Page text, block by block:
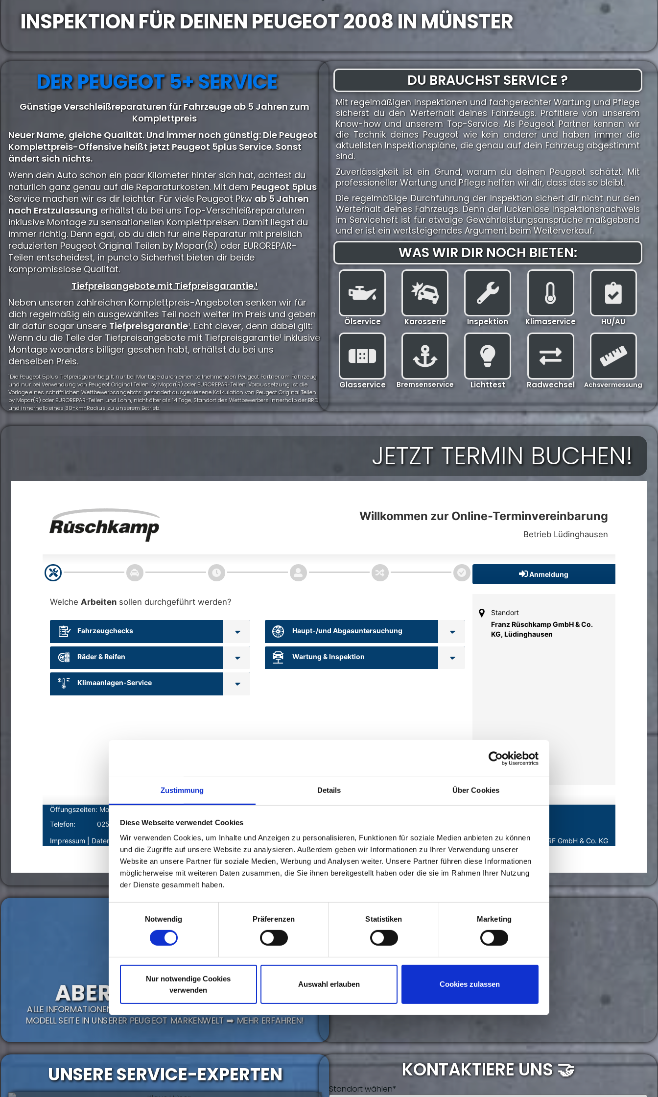
Zustimmung Details Über Cookies
Diese Webseite verwendet Cookies
Wir verwenden Cookies, um Inhalte und Anzeigen zu personalisieren, Funktionen für soziale Medien anbieten zu können
und die Zugriffe auf unsere Website zu analysieren. Außerdem geben wir Informationen zu Ihrer Verwendung unserer
Website an unsere Partner für soziale Medien, Werbung und Analysen weiter. Unsere Partner führen diese Informationen
möglicherweise mit weiteren Daten zusammen, die Sie ihnen bereitgestellt haben oder die sie im Rahmen Ihrer Nutzung
der Dienste gesammelt haben.
Notwendig
Präferenzen Statistiken Marketing
Nur notwendige Cookies
verwenden
Auswahl erlauben Cookies zulassen
INSPEKTION FÜR DEINEN PEUGEOT 2008 IN MÜNSTER
DER PEUGEOT 5+ SERVICE
Günstige Verschleißreparaturen für Fahrzeuge ab 5 Jahren zum
Komplettpreis
Neuer Name, gleiche Qualität. Und immer noch günstig: Die Peugeot
Komplettpreis-Offensive heißt jetzt Peugeot 5plus Service. Sonst
ändert sich nichts.
Wenn dein Auto schon ein paar Kilometer hinter sich hat, achtest du
natürlich ganz genau auf die Reparaturkosten. Mit dem Peugeot 5plus
Service machen wir es dir leichter. Für viele Peugeot Pkw ab 5 Jahren
nach Erstzulassungerhältst du bei uns Top-Verschleißreparaturen
inklusive Montage zu sensationellen Komplettpreisen. Damit liegst du
immer richtig. Denn egal, ob du dich für eine Reparatur mit preislich
reduzierten Peugeot Original Teilen by Mopar(R) oder EUROREPAR-
Teilen entscheidest, in puncto Sicherheit bieten dir beide
kompromisslose Qualität.
Tiefpreisangebote mit Tiefpreisgarantie.¹
Neben unseren zahlreichen Komplettpreis-Angeboten senken wir für
dich regelmäßig ein ausgewähltes Teil noch weiter im Preis und geben
dir dafür sogar unsere Tiefpreisgarantie¹. Echt clever, denn dabei gilt:
Wenn du die Teile der Tiefpreisangebote mit Tiefpreisgarantie¹ inklusive
Montage woanders billiger gesehen habt, erhältst du bei uns
denselben Preis.
1Die Peugeot 5plus Tiefpreisgarantie gilt nur bei Montage durch einen teilnehmenden Peugeot Partner am Fahrzeug
und nur bei Verwendung von Peugeot Original Teilen by Mopar(R) oder EUROREPAR-Teilen. Voraussetzung ist die
Vorlage eines schriftlichen Wettbewerbsangebots: gesondert ausgewiesene Kalkulation von Peugeot Original Teilen
by Mopar(R) oder EUROREPAR-Teilen und Lohn, nicht älter als 14 Tage, Standort des Wettbewerbers innerhalb der BRD
und innerhalb eines 30-km-Radius zu unserem Betrieb.
DU BRAUCHST SERVICE ?
Mit regelmäßigen Inspektionen und fachgerechter Wartung und Pflege
sicherst du den Werterhalt deines Fahrzeugs. Profitiere von unserem
Know-how und unserem Top-Service. Als Peugeot Partner kennen wir
die Technik deines Peugeot wie kein anderer und haben immer die
aktuellsten Inspektionspläne, die genau auf dein Fahrzeug abgestimmt
sind.
Zuverlässigkeit ist ein Grund, warum du deinen Peugeot schätzt. Mit
professioneller Wartung und Pflege helfen wir dir, dass das so bleibt.
Die regelmäßige Durchführung der Inspektion sichert dir nicht nur den
Werterhalt deines Fahrzeugs. Denn der lückenlose Inspektionsnachweis
im Serviceheft ist für etwaige Gewährleistungsansprüche maßgebend
und er ist ein wertsteigerndes Argument beim Weiterverkauf.
WAS WIR DIR NOCH BIETEN:
Ölservice Karosserie Inspektion Klimaservice HU/AU
Glasservice Bremsenservice Lichttest Radwechsel Achsvermessung
JETZT TERMIN BUCHEN!
ABER WAS IST MIT..?
ALLE INFORMATIONEN RUND UM DEN PEUGEOT 2008 GIBT ES AUF DER
MODELL SEITE IN UNSERER PEUGEOT MARKENWELT ➡️ MEHR ERFAHREN!
UNSERE SERVICE-EXPERTEN KONTAKTIERE UNS 🤝
Standort wählen*